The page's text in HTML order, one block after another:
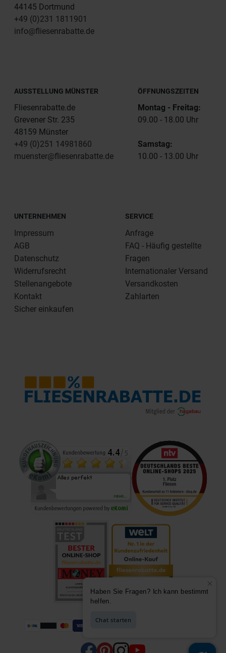
44145 Dortmund
+49 (0)231 1811901
info@fliesenrabatte.de
AUSSTELLUNG MÜNSTER
Fliesenrabatte.de
Grevener Str. 235
48159 Münster
+49 (0)251 14981860
muenster@fliesenrabatte.de
ÖFFNUNGSZEITEN
Montag - Freitag:
09.00 - 18.00 Uhr
Samstag:
10.00 - 13.00 Uhr
UNTERNEHMEN
Impressum
AGB
Datenschutz
Widerrufsrecht
Stellenangebote
Kontakt
Sicher einkaufen
SERVICE
Anfrage
FAQ - Häufig gestellte
Fragen
Internationaler Versand
Versandkosten
Zahlarten